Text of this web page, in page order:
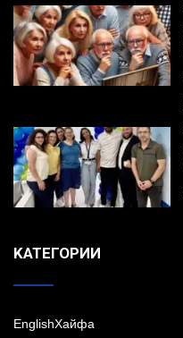
KАТЕГОРИИ
EnglishХайфа